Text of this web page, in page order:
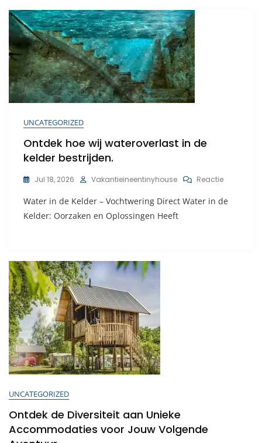
UNCATEGORIZED
Ontdek hoe wij wateroverlast in de
kelder bestrijden.
Jul 18, 2026 Vakantieineentinyhouse ReactieOp
Hoe
Water in de Kelder – Vochtwering Direct Water in de
Kelder: Oorzaken en Oplossingen Heeft
UNCATEGORIZED
Ontdek de Diversiteit aan Unieke
Accommodaties voor Jouw Volgende